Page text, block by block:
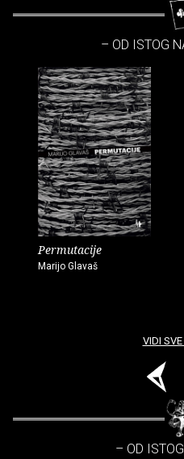
– OD ISTOG
Permutacije
Marijo Glavaš
VIDI
– OD